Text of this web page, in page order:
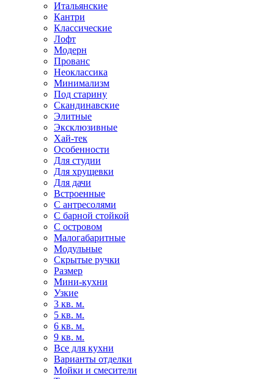
Итальянские
Кантри
Классические
Лофт
Модерн
Прованс
Неоклассика
Минимализм
Под старину
Скандинавские
Элитные
Эксклюзивные
Хай-тек
Особенности
Для студии
Для хрущевки
Для дачи
Встроенные
С антресолями
С барной стойкой
С островом
Малогабаритные
Модульные
Скрытые ручки
Размер
Мини-кухни
Узкие
3 кв. м.
5 кв. м.
6 кв. м.
9 кв. м.
Все для кухни
Варианты отделки
Мойки и смесители